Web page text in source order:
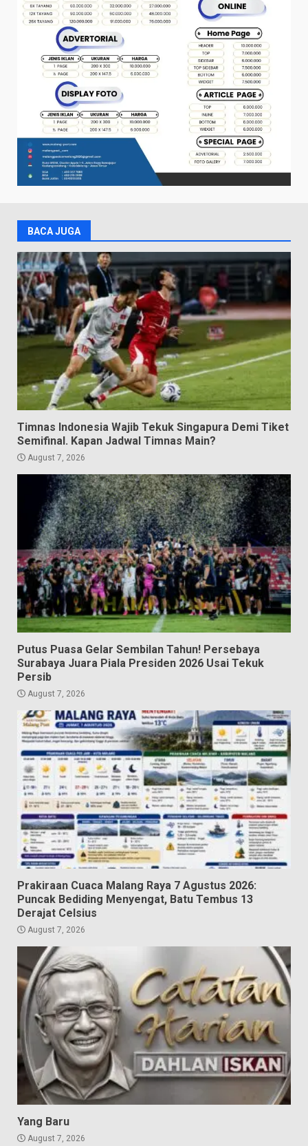
BACA JUGA
Timnas Indonesia Wajib Tekuk Singapura Demi Tiket
Semifinal. Kapan Jadwal Timnas Main?
August 7, 2026
Putus Puasa Gelar Sembilan Tahun! Persebaya
Surabaya Juara Piala Presiden 2026 Usai Tekuk
Persib
August 7, 2026
Prakiraan Cuaca Malang Raya 7 Agustus 2026:
Puncak Bediding Menyengat, Batu Tembus 13
Derajat Celsius
August 7, 2026
Yang Baru
August 7, 2026